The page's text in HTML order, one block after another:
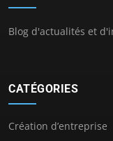
Blog d'actualités et
CATÉGORIES
Création d’entreprise